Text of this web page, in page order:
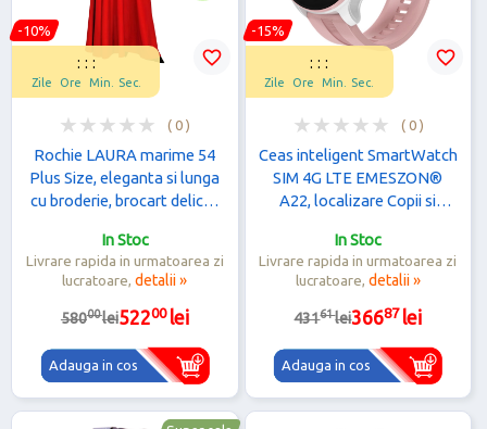
-10%
Rochie LAURA marime 54
Plus Size, eleganta si lunga
cu broderie, brocart delicat
Cununie, Petrecere, rosu
: : :
Zile Ore Min. Sec.
In Stoc
Livrare rapida in urmatoarea zi
lucratoare, detalii »
58000lei52200 lei
Adauga in cos
( 0 )
favorite_border
-15%
Ceas inteligent SmartWatch
SIM 4G LTE EMESZON®
A22, localizare Copii si
IP67, SOS, LBS, Wi-Fi, Roz
: : :
Zile Ore Min. Sec.
In Stoc
Livrare rapida in urmatoarea zi
lucratoare, detalii »
43161lei36687 lei
Adauga in cos
( 0 )
favorite_border